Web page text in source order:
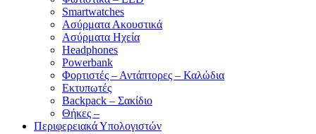
Smartwatches
Ασύρματα Ακουστικά
Ασύρματα Ηχεία
Headphones
Powerbank
Φορτιστές – Αντάπτορες – Καλώδια
Εκτυπωτές
Backpack – Σακίδιο
Θήκες –
Περιφερειακά Υπολογιστών